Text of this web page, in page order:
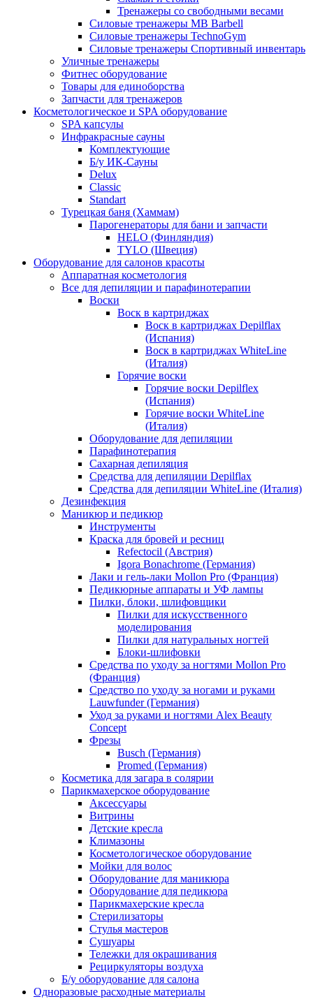
Тренажеры со свободными весами
Силовые тренажеры MB Barbell
Силовые тренажеры TechnoGym
Силовые тренажеры Спортивный инвентарь
Уличные тренажеры
Фитнес оборудование
Товары для единоборства
Запчасти для тренажеров
Косметологическое и SPA оборудование
SPA капсулы
Инфракрасные сауны
Комплектующие
Б/у ИК-Сауны
Delux
Classic
Standart
Турецкая баня (Хаммам)
Парогенераторы для бани и запчасти
HELO (Финляндия)
TYLO (Швеция)
Оборудование для салонов красоты
Аппаратная косметология
Все для депиляции и парафинотерапии
Воски
Воск в картриджах
Воск в картриджах Depilflax
(Испания)
Воск в картриджах WhiteLine
(Италия)
Горячие воски
Горячие воски Depilflex
(Испания)
Горячие воски WhiteLine
(Италия)
Оборудование для депиляции
Парафинотерапия
Сахарная депиляция
Средства для депиляции Depilflax
Средства для депиляции WhiteLine (Италия)
Дезинфекция
Маникюр и педикюр
Инструменты
Краска для бровей и ресниц
Refectocil (Австрия)
Igora Bonachrome (Германия)
Лаки и гель-лаки Mollon Pro (Франция)
Педикюрные аппараты и УФ лампы
Пилки, блоки, шлифовщики
Пилки для искусственного
моделирования
Пилки для натуральных ногтей
Блоки-шлифовки
Средства по уходу за ногтями Mollon Pro
(Франция)
Средство по уходу за ногами и руками
Lauwfunder (Германия)
Уход за руками и ногтями Alex Beauty
Concept
Фрезы
Busch (Германия)
Promed (Германия)
Косметика для загара в солярии
Парикмахерское оборудование
Аксессуары
Витрины
Детские кресла
Климазоны
Косметологическое оборудование
Мойки для волос
Оборудование для маникюра
Оборудование для педикюра
Парикмахерские кресла
Стерилизаторы
Стулья мастеров
Сушуары
Тележки для окрашивания
Рециркуляторы воздуха
Б/у оборудование для салона
Одноразовые расходные материалы